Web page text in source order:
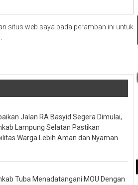
situs web saya pada peramban ini untuk
Jalan RA Basyid Segera Dimulai,
Lampung Selatan Pastikan
Warga Lebih Aman dan Nyaman
Tuba Menadatangani MOU Dengan